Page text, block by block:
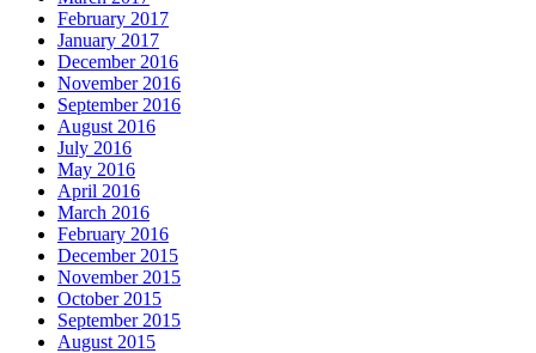
February 2017
January 2017
December 2016
November 2016
September 2016
August 2016
July 2016
May 2016
April 2016
March 2016
February 2016
December 2015
November 2015
October 2015
September 2015
August 2015